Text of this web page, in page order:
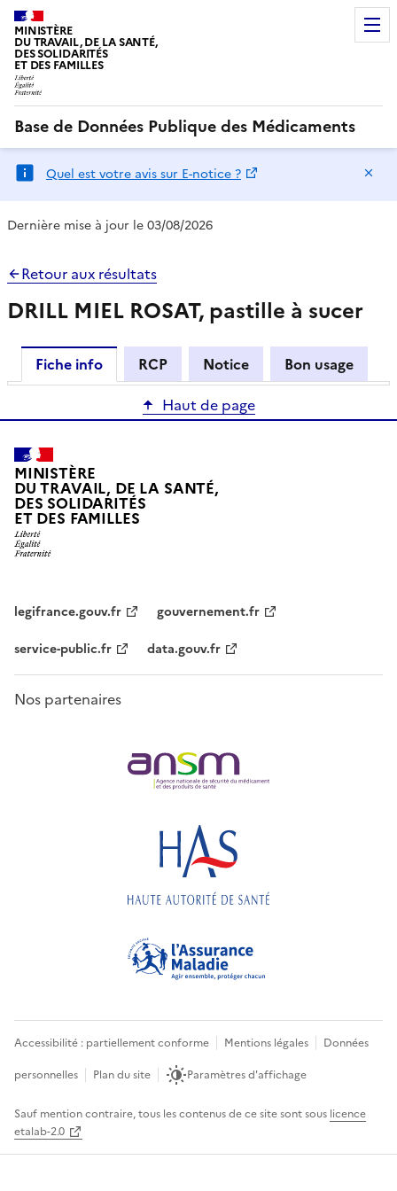
MINISTÈRE
DU TRAVAIL, DE LA SANTÉ,
DES SOLIDARITÉS
ET DES FAMILLES
Base de Données Publique des Médicaments
Quel est votre avis sur E-notice ?
Dernière mise à jour le 03/08/2026
Retour aux résultats
DRILL MIEL ROSAT, pastille à sucer
Fiche info RCP Notice
Bon usage
Haut de page
MINISTÈRE
DU TRAVAIL, DE LA SANTÉ,
DES SOLIDARITÉS
ET DES FAMILLES
legifrance.gouv.fr
gouvernement.fr
service-public.fr
data.gouv.fr
Nos partenaires
Accessibilité : partiellement conforme Mentions légales
Données
personnelles
Plan du site Paramètres d'affichage
Sauf mention contraire, tous les contenus de ce site sont sous licence
etalab-2.0